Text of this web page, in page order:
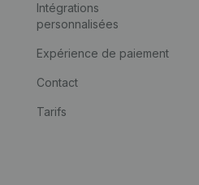
Intégrations
personnalisées
Expérience de paiement
Contact
Tarifs